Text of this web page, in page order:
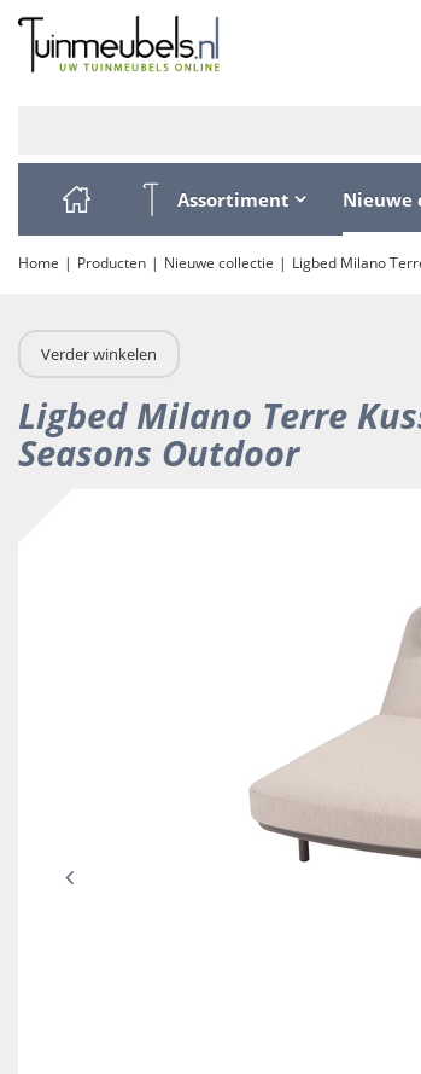
Ga
naar
content
Home Producten Nieuwe collectie Ligbed Milano
Assortiment Nieuwe
Verder winkelen
Ligbed Milano Terre
Seasons Outdoor